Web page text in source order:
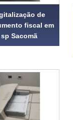
de
fiscal em
sp Sacomã